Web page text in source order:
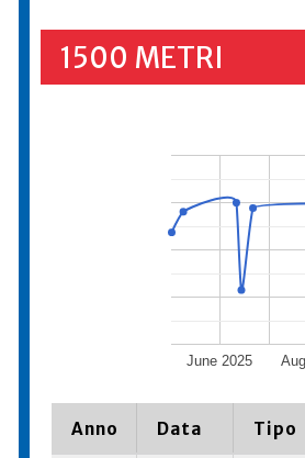
1500 METRI
June 2025
Anno Data Tipo